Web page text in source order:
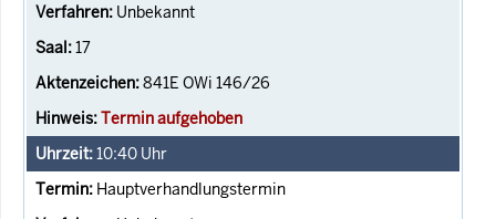
Unbekannt
17
841E OWi 146/26
Termin aufgehoben
10:40 Uhr
Hauptverhandlungstermin